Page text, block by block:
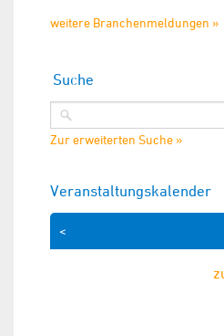
weitere Branchenmeldungen »
Suche
Zur erweiterten Suche »
Veranstaltungskalender
<